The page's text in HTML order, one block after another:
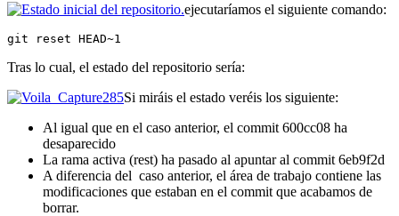
ejecutaríamos el siguiente comando:
git reset HEAD~1
Tras lo cual, el estado del repositorio sería:
Si miráis el estado veréis los siguiente:
Al igual que en el caso anterior, el commit 600cc08 ha
desaparecido
La rama activa (rest) ha pasado al apuntar al commit 6eb9f2d
A diferencia del caso anterior, el área de trabajo contiene las
modificaciones que estaban en el commit que acabamos de
borrar.